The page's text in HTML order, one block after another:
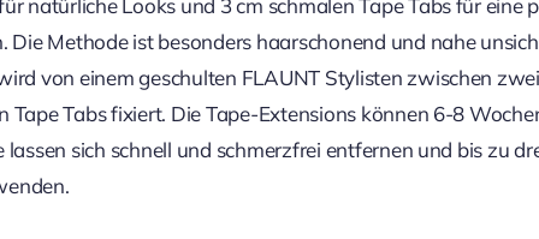
natürliche Looks und 3 cm schmalen Tape Tabs für eine
Die Methode ist besonders haarschonend und nahe
von einem geschulten FLAUNT Stylisten zwischen zwei
Tape Tabs fixiert. Die Tape-Extensions können 6-8
lassen sich schnell und schmerzfrei entfernen und bis zu